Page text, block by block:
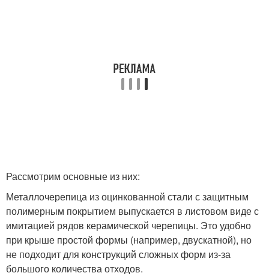
Рассмотрим основные из них:
Металлочерепица из оцинкованной стали с защитным
полимерным покрытием выпускается в листовом виде с
имитацией рядов керамической черепицы. Это удобно
при крыше простой формы (например, двускатной), но
не подходит для конструкций сложных форм из-за
большого количества отходов.